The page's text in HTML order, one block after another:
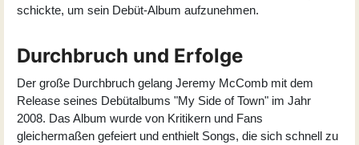
schickte, um sein Debüt-Album aufzunehmen.
Durchbruch und Erfolge
Der große Durchbruch gelang Jeremy McComb mit dem
Release seines Debütalbums "My Side of Town" im Jahr
2008. Das Album wurde von Kritikern und Fans
gleichermaßen gefeiert und enthielt Songs, die sich schnell zu